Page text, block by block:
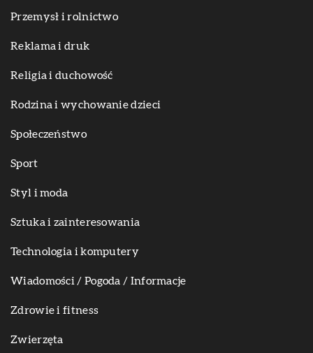
Przemysł i rolnictwo
Reklama i druk
Religia i duchowość
Rodzina i wychowanie dzieci
Społeczeństwo
Sport
Styl i moda
Sztuka i zainteresowania
Technologia i komputery
Wiadomości / Pogoda / Informacje
Zdrowie i fitness
Zwierzęta